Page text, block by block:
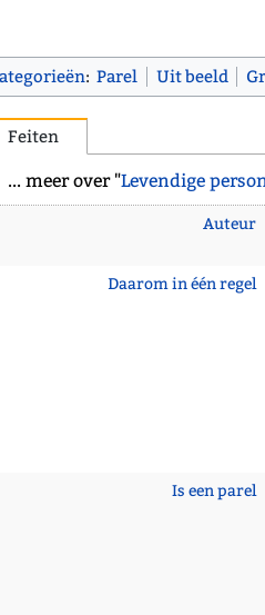
: Parel Uit beeld
Feiten
... meer over "Levendige
Auteur
Daarom in één regel
Is een parel